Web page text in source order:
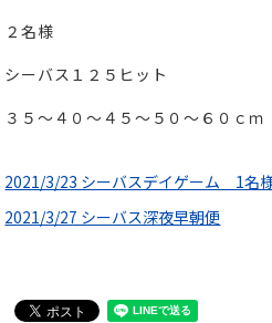
２名様
シーバス１２５ヒット
３５～４０～４５～５０～６０ｃｍ
2021/3/23 シーバスデイゲーム 1名
2021/3/27 シーバス深夜早朝便